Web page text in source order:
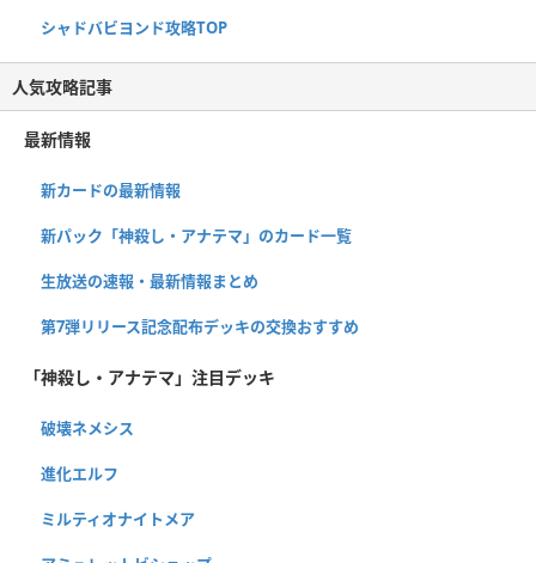
シャドバビヨンド攻略TOP
人気攻略記事
最新情報
新カードの最新情報
新パック「神殺し・アナテマ」のカード一覧
生放送の速報・最新情報まとめ
第7弾リリース記念配布デッキの交換おすすめ
「神殺し・アナテマ」注目デッキ
破壊ネメシス
進化エルフ
ミルティオナイトメア